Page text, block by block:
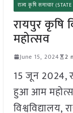
राज्य कृषि समाचार
रायपुर कृषि
महोत्सव
June 15, 2024 2
15 जून 2024,
हुआ आम
विश्वविद्यालय,